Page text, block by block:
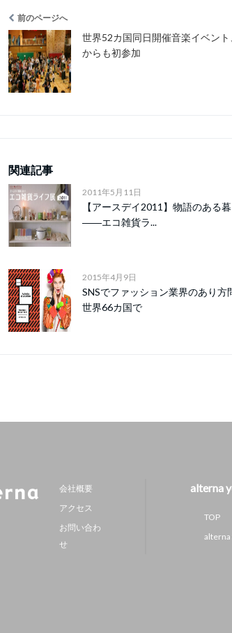
前のページへ
世界52カ国同日開催音楽イベント
からも初参加
関連記事
2011年5月11日
【アースデイ2011】物語のある
――エコ雑貨ラ...
2015年4月9日
SNSでファッション業界のあり
世界66カ国で
会社概要
アクセス
お問い合わ
せ
alterna
TOP